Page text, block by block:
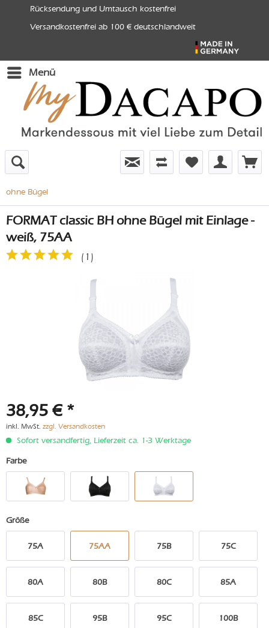
Rücksendung und Umtausch kostenfrei
Versandkostenfrei ab 100 € deutschlandweit
Menü
ohne Bügel
FORMAT classic BH ohne Bügel mit Einlage -
weiß, 75AA
( 1 )
38,95 € *
inkl. MwSt. zzgl. Versandkosten
Sofort versandfertig, Lieferzeit ca. 1-3 Werktage
Farbe
Größe
75A 75AA 75B 75C
80A 80B 80C 85A
85C 95B 95C 100B